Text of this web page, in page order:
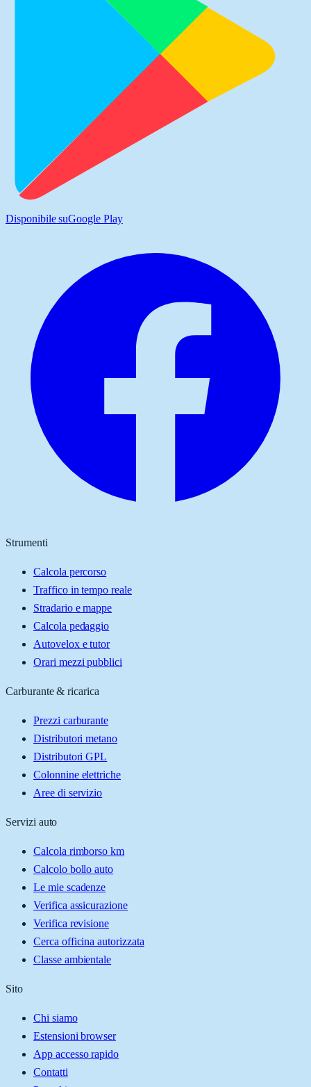
Disponibile suGoogle Play
Strumenti
Calcola percorso
Traffico in tempo reale
Stradario e mappe
Calcola pedaggio
Autovelox e tutor
Orari mezzi pubblici
Carburante & ricarica
Prezzi carburante
Distributori metano
Distributori GPL
Colonnine elettriche
Aree di servizio
Servizi auto
Calcola rimborso km
Calcolo bollo auto
Le mie scadenze
Verifica assicurazione
Verifica revisione
Cerca officina autorizzata
Classe ambientale
Sito
Chi siamo
Estensioni browser
App accesso rapido
Contatti